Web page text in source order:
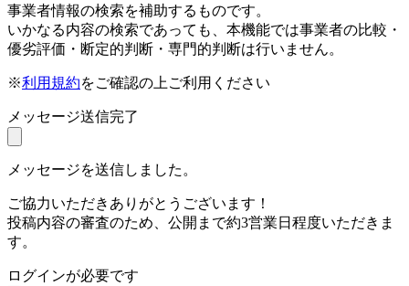
事業者情報の検索を補助するものです。
いかなる内容の検索であっても、本機能では事業者の比較・
優劣評価・断定的判断・専門的判断は行いません。
※利用規約をご確認の上ご利用ください
メッセージ送信完了
メッセージを送信しました。
ご協力いただきありがとうございます！
投稿内容の審査のため、公開まで約3営業日程度いただきま
す。
ログインが必要です